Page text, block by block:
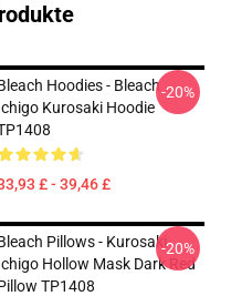
Hoodies - Bleach
Kurosaki Hoodie
£ - 39,46 £
-20%
Pillows - Kurosaki
Hollow Mask Dark Red
TP1408
-20%